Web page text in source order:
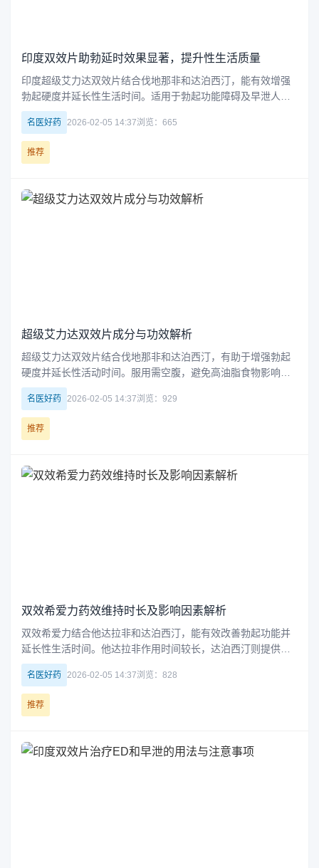
印度双效片助勃延时效果显著，提升性生活质量
印度超级艾力达双效片结合伐地那非和达泊西汀，能有效增强
勃起硬度并延长性生活时间。适用于勃起功能障碍及早泄人
群，服用后约15-20分钟起效，建议空腹服用，搭配糖水可减少
副作用，提升整体性体验。
名医好药 2026-02-05 14:37浏览：665
推荐
超级艾力达双效片成分与功效解析
超级艾力达双效片结合伐地那非和达泊西汀，有助于增强勃起
硬度并延长性活动时间。服用需空腹，避免高油脂食物影响效
果，并在性刺激下发挥最佳作用。副作用轻微，可通过糖水服
用缓解，注意控制剂量，不可连续服用。
名医好药 2026-02-05 14:37浏览：929
推荐
双效希爱力药效维持时长及影响因素解析
双效希爱力结合他达拉非和达泊西汀，能有效改善勃起功能并
延长性生活时间。他达拉非作用时间较长，达泊西汀则提供短
期延时效果。药效持续时间因个体差异而异，如年龄、健康状
况及服药方式等都会影响效果。
名医好药 2026-02-05 14:37浏览：828
推荐